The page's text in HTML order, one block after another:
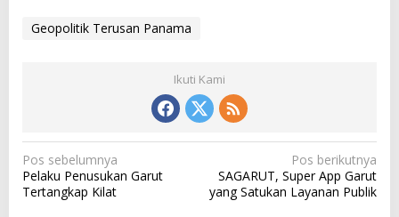
Geopolitik Terusan Panama
Ikuti Kami
N
a
Pos sebelumnya
Pelaku Penusukan Garut
Tertangkap Kilat
Pos berikutnya
SAGARUT, Super App Garut
yang Satukan Layanan Publik